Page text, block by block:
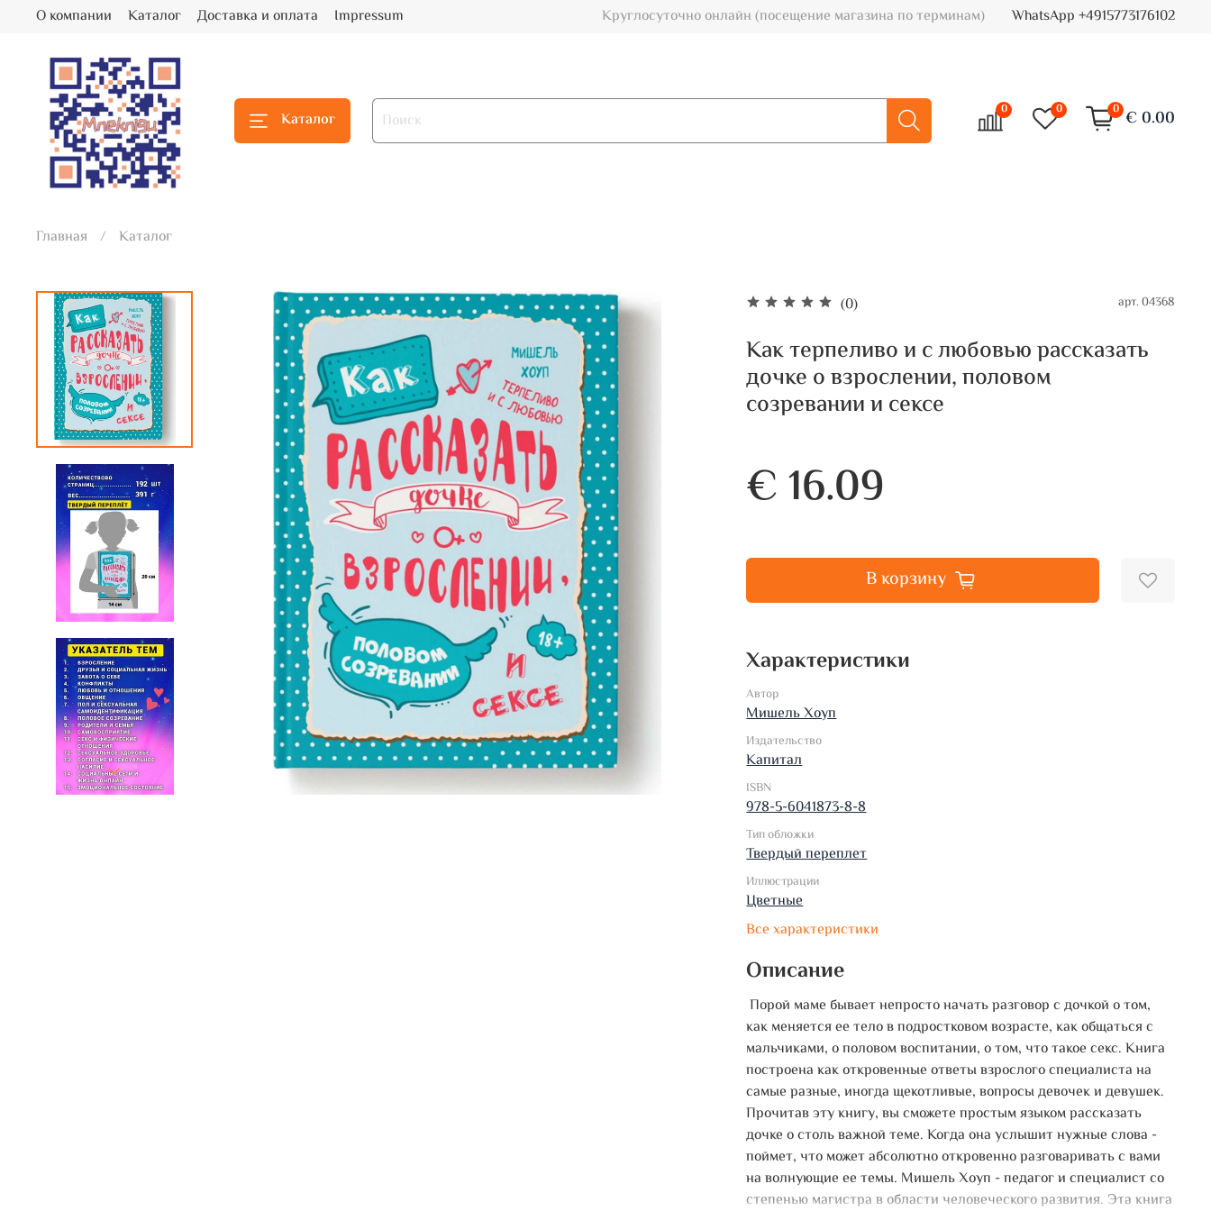
О компании Каталог Доставка и оплата Impressum Круглосуточно онлайн (посещение магазина по терминам) WhatsApp +4915773176102
Каталог 0 0 0 € 0.00
Главная Каталог
(0) арт.04368
Как терпеливо и с любовью рассказать
дочке о взрослении, половом
созревании и сексе
€ 16.09
В корзину
Характеристики
Автор
Мишель Хоуп
Издательство
Капитал
ISBN
978-5-6041873-8-8
Тип обложки
Твердый переплет
Иллюстрации
Цветные
Все характеристики
Описание
Порой маме бывает непросто начать разговор с дочкой о том,
как меняется ее тело в подростковом возрасте, как общаться с
мальчиками, о половом воспитании, о том, что такое секс. Книга
построена как откровенные ответы взрослого специалиста на
самые разные, иногда щекотливые, вопросы девочек и девушек.
Прочитав эту книгу, вы сможете простым языком рассказать
дочке о столь важной теме. Когда она услышит нужные слова -
поймет, что может абсолютно откровенно разговаривать с вами
на волнующие ее темы. Мишель Хоуп - педагог и специалист со
степенью магистра в области человеческого развития. Эта книга